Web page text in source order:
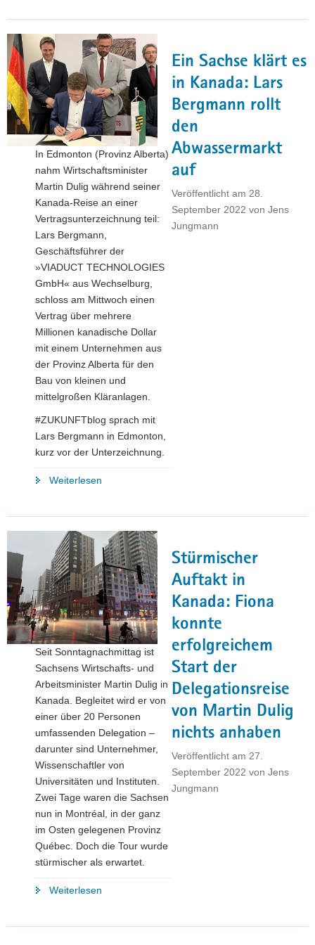
Besuch
in
den
Vereinigten
Arabischen
Emiraten"
Ein Sachse klärt es
in Kanada: Lars
Bergmann rollt
den
Abwassermarkt
auf
Veröffentlicht am 28.
September 2022 von Jens
Jungmann
In Edmonton (Provinz Alberta)
nahm Wirtschaftsminister
Martin Dulig während seiner
Kanada-Reise an einer
Vertragsunterzeichnung teil:
Lars Bergmann,
Geschäftsführer der
»VIADUCT TECHNOLOGIES
GmbH« aus Wechselburg,
schloss am Mittwoch einen
Vertrag über mehrere
Millionen kanadische Dollar
mit einem Unternehmen aus
der Provinz Alberta für den
Bau von kleinen und
mittelgroßen Kläranlagen.
#ZUKUNFTblog sprach mit
Lars Bergmann in Edmonton,
kurz vor der Unterzeichnung.
Weiterlesen
in
Kanada:
Lars
Bergmann
rollt
den
Abwassermarkt
auf"
Stürmischer
Auftakt in
Kanada: Fiona
konnte
erfolgreichem
Start der
Delegationsreise
von Martin Dulig
nichts anhaben
Veröffentlicht am 27.
September 2022 von Jens
Jungmann
Seit Sonntagnachmittag ist
Sachsens Wirtschafts- und
Arbeitsminister Martin Dulig in
Kanada. Begleitet wird er von
einer über 20 Personen
umfassenden Delegation –
darunter sind Unternehmer,
Wissenschaftler von
Universitäten und Instituten.
Zwei Tage waren die Sachsen
nun in Montréal, in der ganz
im Osten gelegenen Provinz
Québec. Doch die Tour wurde
stürmischer als erwartet.
Weiterlesen